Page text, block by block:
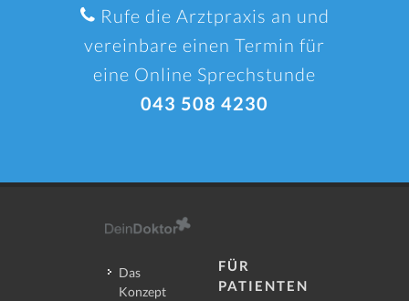
Rufe die Arztpraxis an und
vereinbare einen Termin für
eine Online Sprechstunde
043 508 4230
Das
Konzept
FÜR
PATIENTEN